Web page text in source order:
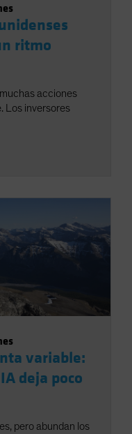
ritmo
acciones
Los inversores
variable:
deja poco
pero abundan los